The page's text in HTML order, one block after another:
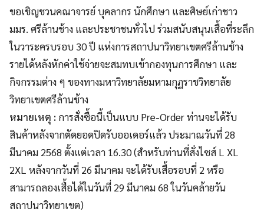
ขอเชิญชวนคณาจารย์ บุคลากร นักศึกษา และศิษย์เก่าชาว
มมร. ศรีล้านช้าง และประชาชนทั่วไป ร่วมสนับสนุนเสื้อที่ระลึก
ในวาระครบรอบ 30 ปี แห่งการสถาปนาวิทยาเขตศรีล้านช้าง
รายได้หลังหักค่าใช้จ่ายจะสมทบเข้ากองทุนการศึกษา และ
กิจกรรมต่าง ๆ ของทางมหาวิทยาลัยมหามกุฏราชวิทยาลัย
วิทยาเขตศรีล้านช้าง
หมายเหตุ : การสั่งซื้อนี้เป็นแบบ Pre-Order ท่านจะได้รับ
สินค้าหลังจากตัดยอดปิดรับออเดอร์แล้ว ประมาณวันที่ 28
มีนาคม 2568 ตั้งแต่เวลา 16.30 (สำหรับท่านที่สั่งไซส์ L XL
2XL หลังจากวันที่ 26 มีนาคม จะได้รับเสื้อรอบที่ 2 หรือ
สามารถลองเสื้อได้ในวันที่ 29 มีนาคม 68 ในวันคล้ายวัน
สถาปนาวิทยาเขต)